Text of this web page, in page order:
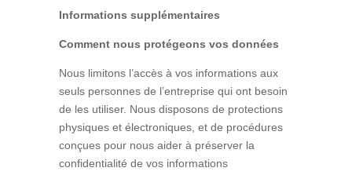
Informations supplémentaires
Comment nous protégeons vos données
Nous limitons l’accès à vos informations aux
seuls personnes de l’entreprise qui ont besoin
de les utiliser. Nous disposons de protections
physiques et électroniques, et de procédures
conçues pour nous aider à préserver la
confidentialité de vos informations